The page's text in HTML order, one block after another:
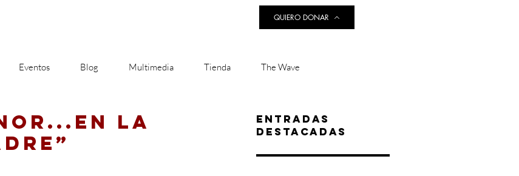
QUIERO DONAR
Eventos Blog Multimedia Tienda The Wave
LA
Entradas
destacadas